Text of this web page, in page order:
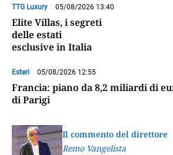
TTG Luxury 05/08/2026 13:40
Elite Villas, i segreti
delle estati
esclusive in Italia
Esteri 05/08/2026 12:55
Francia: piano da 8,2 miliardi di
di Parigi
Il commento del direttore
Remo Vangelista